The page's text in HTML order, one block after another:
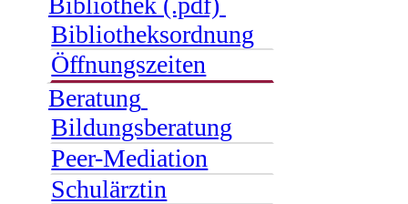
Bibliotheksordnung
Öffnungszeiten
Beratung
Bildungsberatung
Peer-Mediation
Schulärztin